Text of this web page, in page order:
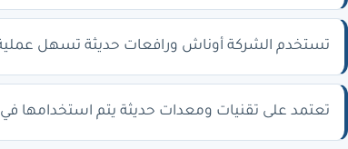
تستخدم الشركة أوناش ورافعات حديثة تسهل
تعتمد على تقنيات ومعدات حديثة يتم استخدامها